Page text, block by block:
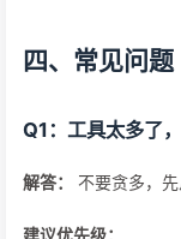
四、常见问题
Q1：工具太多了
解答： 不要贪多，先